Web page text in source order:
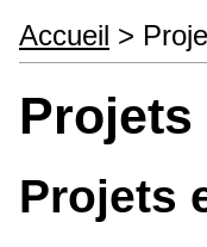
Accueil >
Projets
Projets